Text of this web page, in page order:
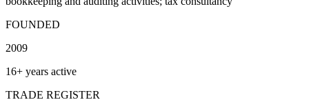
FOUNDED
2009
16+ years active
TRADE REGISTER